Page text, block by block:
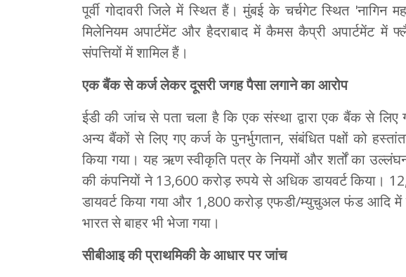
पूर्वी गोदावरी जिले में स्थित हैं। मुंबई के चर्चगेट स्थित 'नागिन
मिलेनियम अपार्टमेंट और हैदराबाद में कैमस कैप्री अपार्टमेंट में
संपत्तियों में शामिल हैं।
एक बैंक से कर्ज लेकर दूसरी जगह पैसा लगाने का आरोप
ईडी की जांच से पता चला है कि एक संस्था द्वारा एक बैंक से लिए
अन्य बैंकों से लिए गए कर्ज के पुनर्भुगतान, संबंधित पक्षों को
किया गया। यह ऋण स्वीकृति पत्र के नियमों और शर्तों का
की कंपनियों ने 13,600 करोड़ रुपये से अधिक डायवर्ट किया।
डायवर्ट किया गया और 1,800 करोड़ एफडी/म्युचुअल फंड आदि में
भारत से बाहर भी भेजा गया।
सीबीआइ की प्राथमिकी के आधार पर जांच